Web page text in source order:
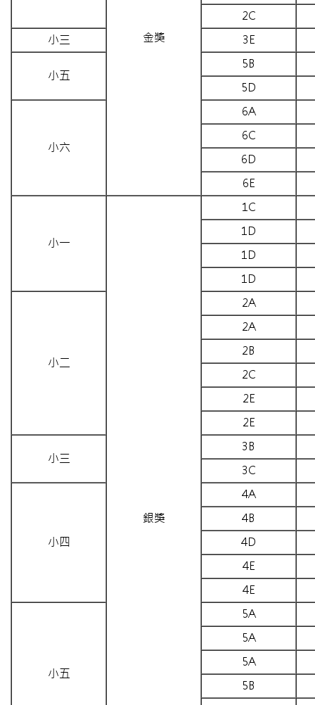
金獎
2C
小三
3E
小五
5B
5D
小六
6A
6C
6D
6E
小一
銀獎
1C
1D
1D
1D
小二
2A
2A
2B
2C
2E
2E
小三
3B
3C
小四
4A
4B
4D
4E
4E
小五
5A
5A
5A
5B